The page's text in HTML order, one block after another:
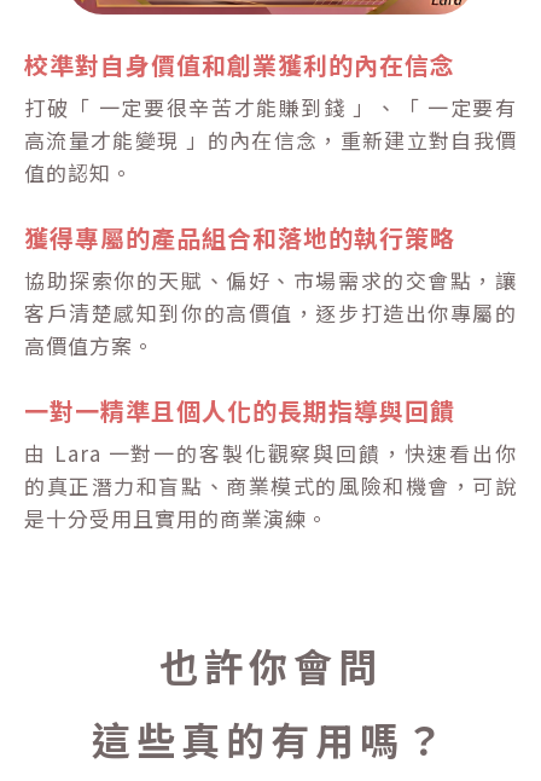
校準對自身價值和創業獲利的內在信念
打破「 一定要很辛苦才能賺到錢 」、「 一定要有
高流量才能變現 」的內在信念，重新建立對自我價
值的認知。
獲得專屬的產品組合和落地的執行策略
協助探索你的天賦、偏好、市場需求的交會點，讓
客戶清楚感知到你的高價值，逐步打造出你專屬的
高價值方案。
一對一精準且個人化的長期指導與回饋
由 Lara 一對一的客製化觀察與回饋，快速看出你
的真正潛力和盲點、商業模式的風險和機會，可說
是十分受用且實用的商業演練。
也許你會問
這些真的有用嗎？